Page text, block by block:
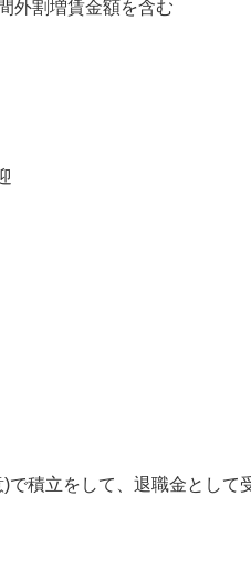
手当87,000円以上
で積立をして、退職金として